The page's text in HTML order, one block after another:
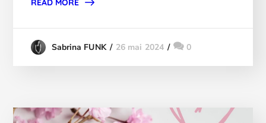
READ MORE
Sabrina FUNK 26 mai 2024 0